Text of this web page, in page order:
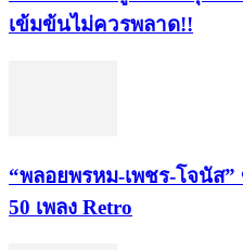
เข้มข้นไม่ควรพลาด!!
“พลอยพรหม-เพชร-โจนัส
50 เพลง Retro